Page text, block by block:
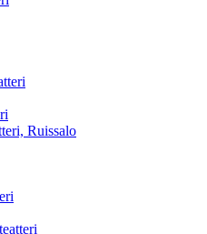
Ruissalo